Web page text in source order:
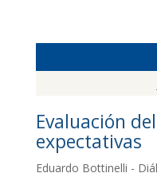
Evaluación
expectativas
Eduardo Bottinelli -